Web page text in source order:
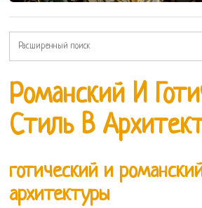
Романский И
Стиль В
готический и
архитектуры